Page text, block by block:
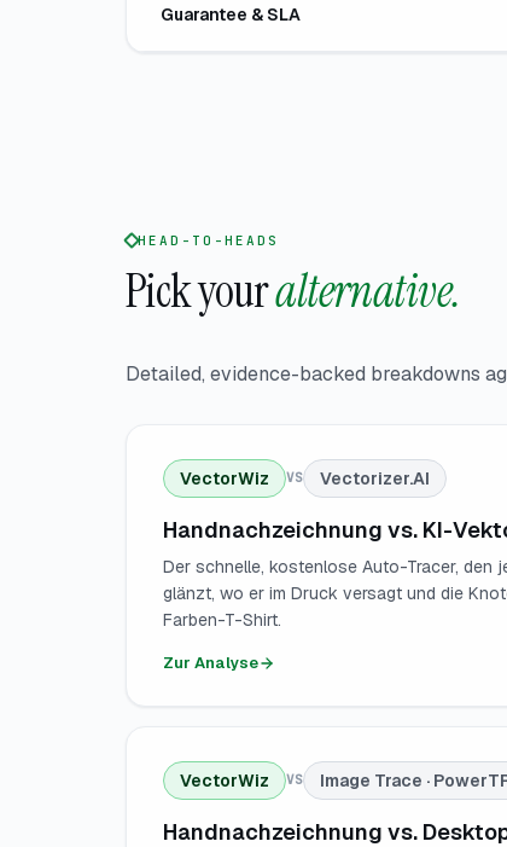
Guarantee & SLA
HEAD-TO-HEADS
Pick youralternative.
Detailed, evidence-backed breakdowns
VectorWiz VS Vectorizer.AI
Handnachzeichnung vs. KI-
Der schnelle, kostenlose Auto-Tracer, den
glänzt, wo er im Druck versagt und die
Farben-T-Shirt.
Zur Analyse
VectorWiz VS Image Trace ·
Handnachzeichnung vs.